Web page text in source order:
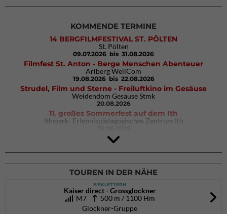
KOMMENDE TERMINE
14 BERGFILMFESTIVAL ST. PÖLTEN
St. Pölten
09.07.2026 bis 31.08.2026
Filmfest St. Anton - Berge Menschen Abenteuer
Arlberg WellCom
19.08.2026 bis 22.08.2026
Strudel, Film und Sterne - Freiluftkino im Gesäuse
Weidendom Gesäuse Stmk
20.08.2026
11. großes Sommerfest auf dem Ith
Ithwerk- Erlebnispädagogisches Zentrum Ith
4Blocs KIDS 2026
DAV Kletter- & Boulderzentrum München Süd (Thalkirchen)
26.09.2026
TOUREN IN DER NÄHE
EISKLETTERN
Kaiser direct - Grossglockner
M7 500 m / 1100 Hm
Glockner-Gruppe